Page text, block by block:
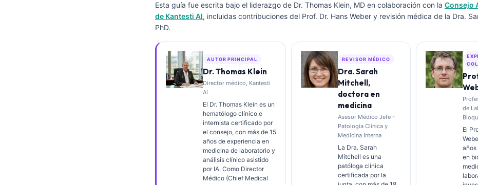
Esta guía fue escrita bajo el liderazgo de Dr. Thomas Klein, MD en colaboración con la Consejo
de Kantesti AI, incluidas contribuciones del Prof. Dr. Hans Weber y revisión médica de la Dra.
PhD.
AUTOR PRINCIPAL
Dr. Thomas Klein
Director médico, Kantesti
AI
El Dr. Thomas Klein es un
hematólogo clínico e
internista certificado por
el consejo, con más de 15
años de experiencia en
medicina de laboratorio y
análisis clínico asistido
por IA. Como Director
Médico (Chief Medical
REVISOR MÉDICO
Dra. Sarah
Mitchell,
doctora en
medicina
Asesor Médico Jefe -
Patología Clínica y
Medicina Interna
La Dra. Sarah
Mitchell es una
patóloga clínica
certificada por la
de
El
años
en